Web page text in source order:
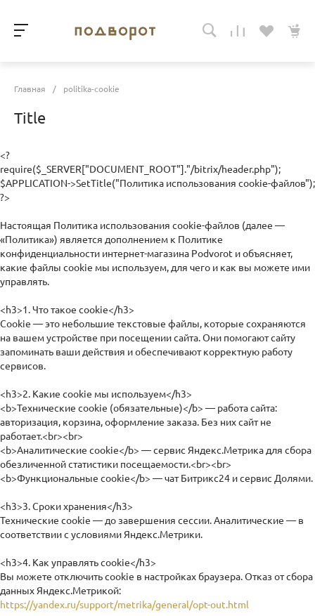
Главная / politika-cookie
Title
<?
require($_SERVER["DOCUMENT_ROOT"]."/bitrix/header.php");
$APPLICATION->SetTitle("Политика использования cookie-файлов");
?>
Настоящая Политика использования cookie-файлов (далее —
«Политика») является дополнением к Политике
конфиденциальности интернет-магазина Podvorot и объясняет,
какие файлы cookie мы используем, для чего и как вы можете ими
управлять.
<h3>1. Что такое cookie</h3>
Cookie — это небольшие текстовые файлы, которые сохраняются
на вашем устройстве при посещении сайта. Они помогают сайту
запоминать ваши действия и обеспечивают корректную работу
сервисов.
<h3>2. Какие cookie мы используем</h3>
<b>Технические cookie (обязательные)</b> — работа сайта:
авторизация, корзина, оформление заказа. Без них сайт не
работает.<br><br>
<b>Аналитические cookie</b> — сервис Яндекс.Метрика для сбора
обезличенной статистики посещаемости.<br><br>
<b>Функциональные cookie</b> — чат Битрикс24 и сервис Долями.
<h3>3. Сроки хранения</h3>
Технические cookie — до завершения сессии. Аналитические — в
соответствии с условиями Яндекс.Метрики.
<h3>4. Как управлять cookie</h3>
Вы можете отключить cookie в настройках браузера. Отказ от сбора
данных Яндекс.Метрикой:
https://yandex.ru/support/metrika/general/opt-out.html